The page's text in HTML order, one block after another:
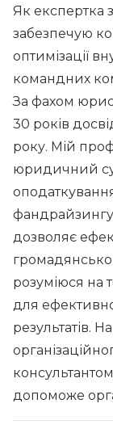
Як експертка
забезпечую
оптимізації
командних
За фахом
30 років
року. Мій
юридичний
дозволяє
розуміюся на
для
результатів.
допоможе